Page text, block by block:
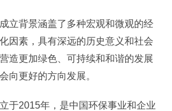
立背景涵盖了多种宏观和微观的经
因素，具有深远的历史意义和社会
造更加绿色、可持续和和谐的发展
向更好的方向发展。
于2015年，是中国环保事业和企业